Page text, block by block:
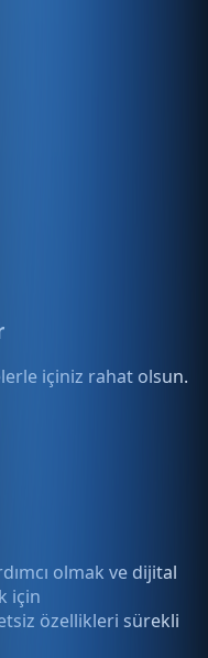
içiniz rahat olsun.
olmak ve dijital
için
özellikleri sürekli